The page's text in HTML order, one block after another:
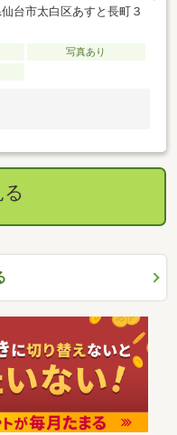
台市太白区あすと長町３
写真あり